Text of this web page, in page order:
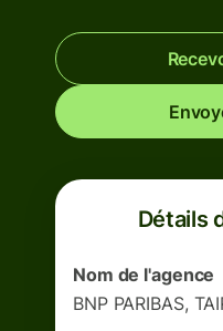
Détails
Nom de l'agence
BNP PARIBAS,